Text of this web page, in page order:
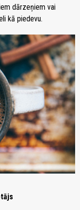
dārzeņiem vai
kā piedevu.